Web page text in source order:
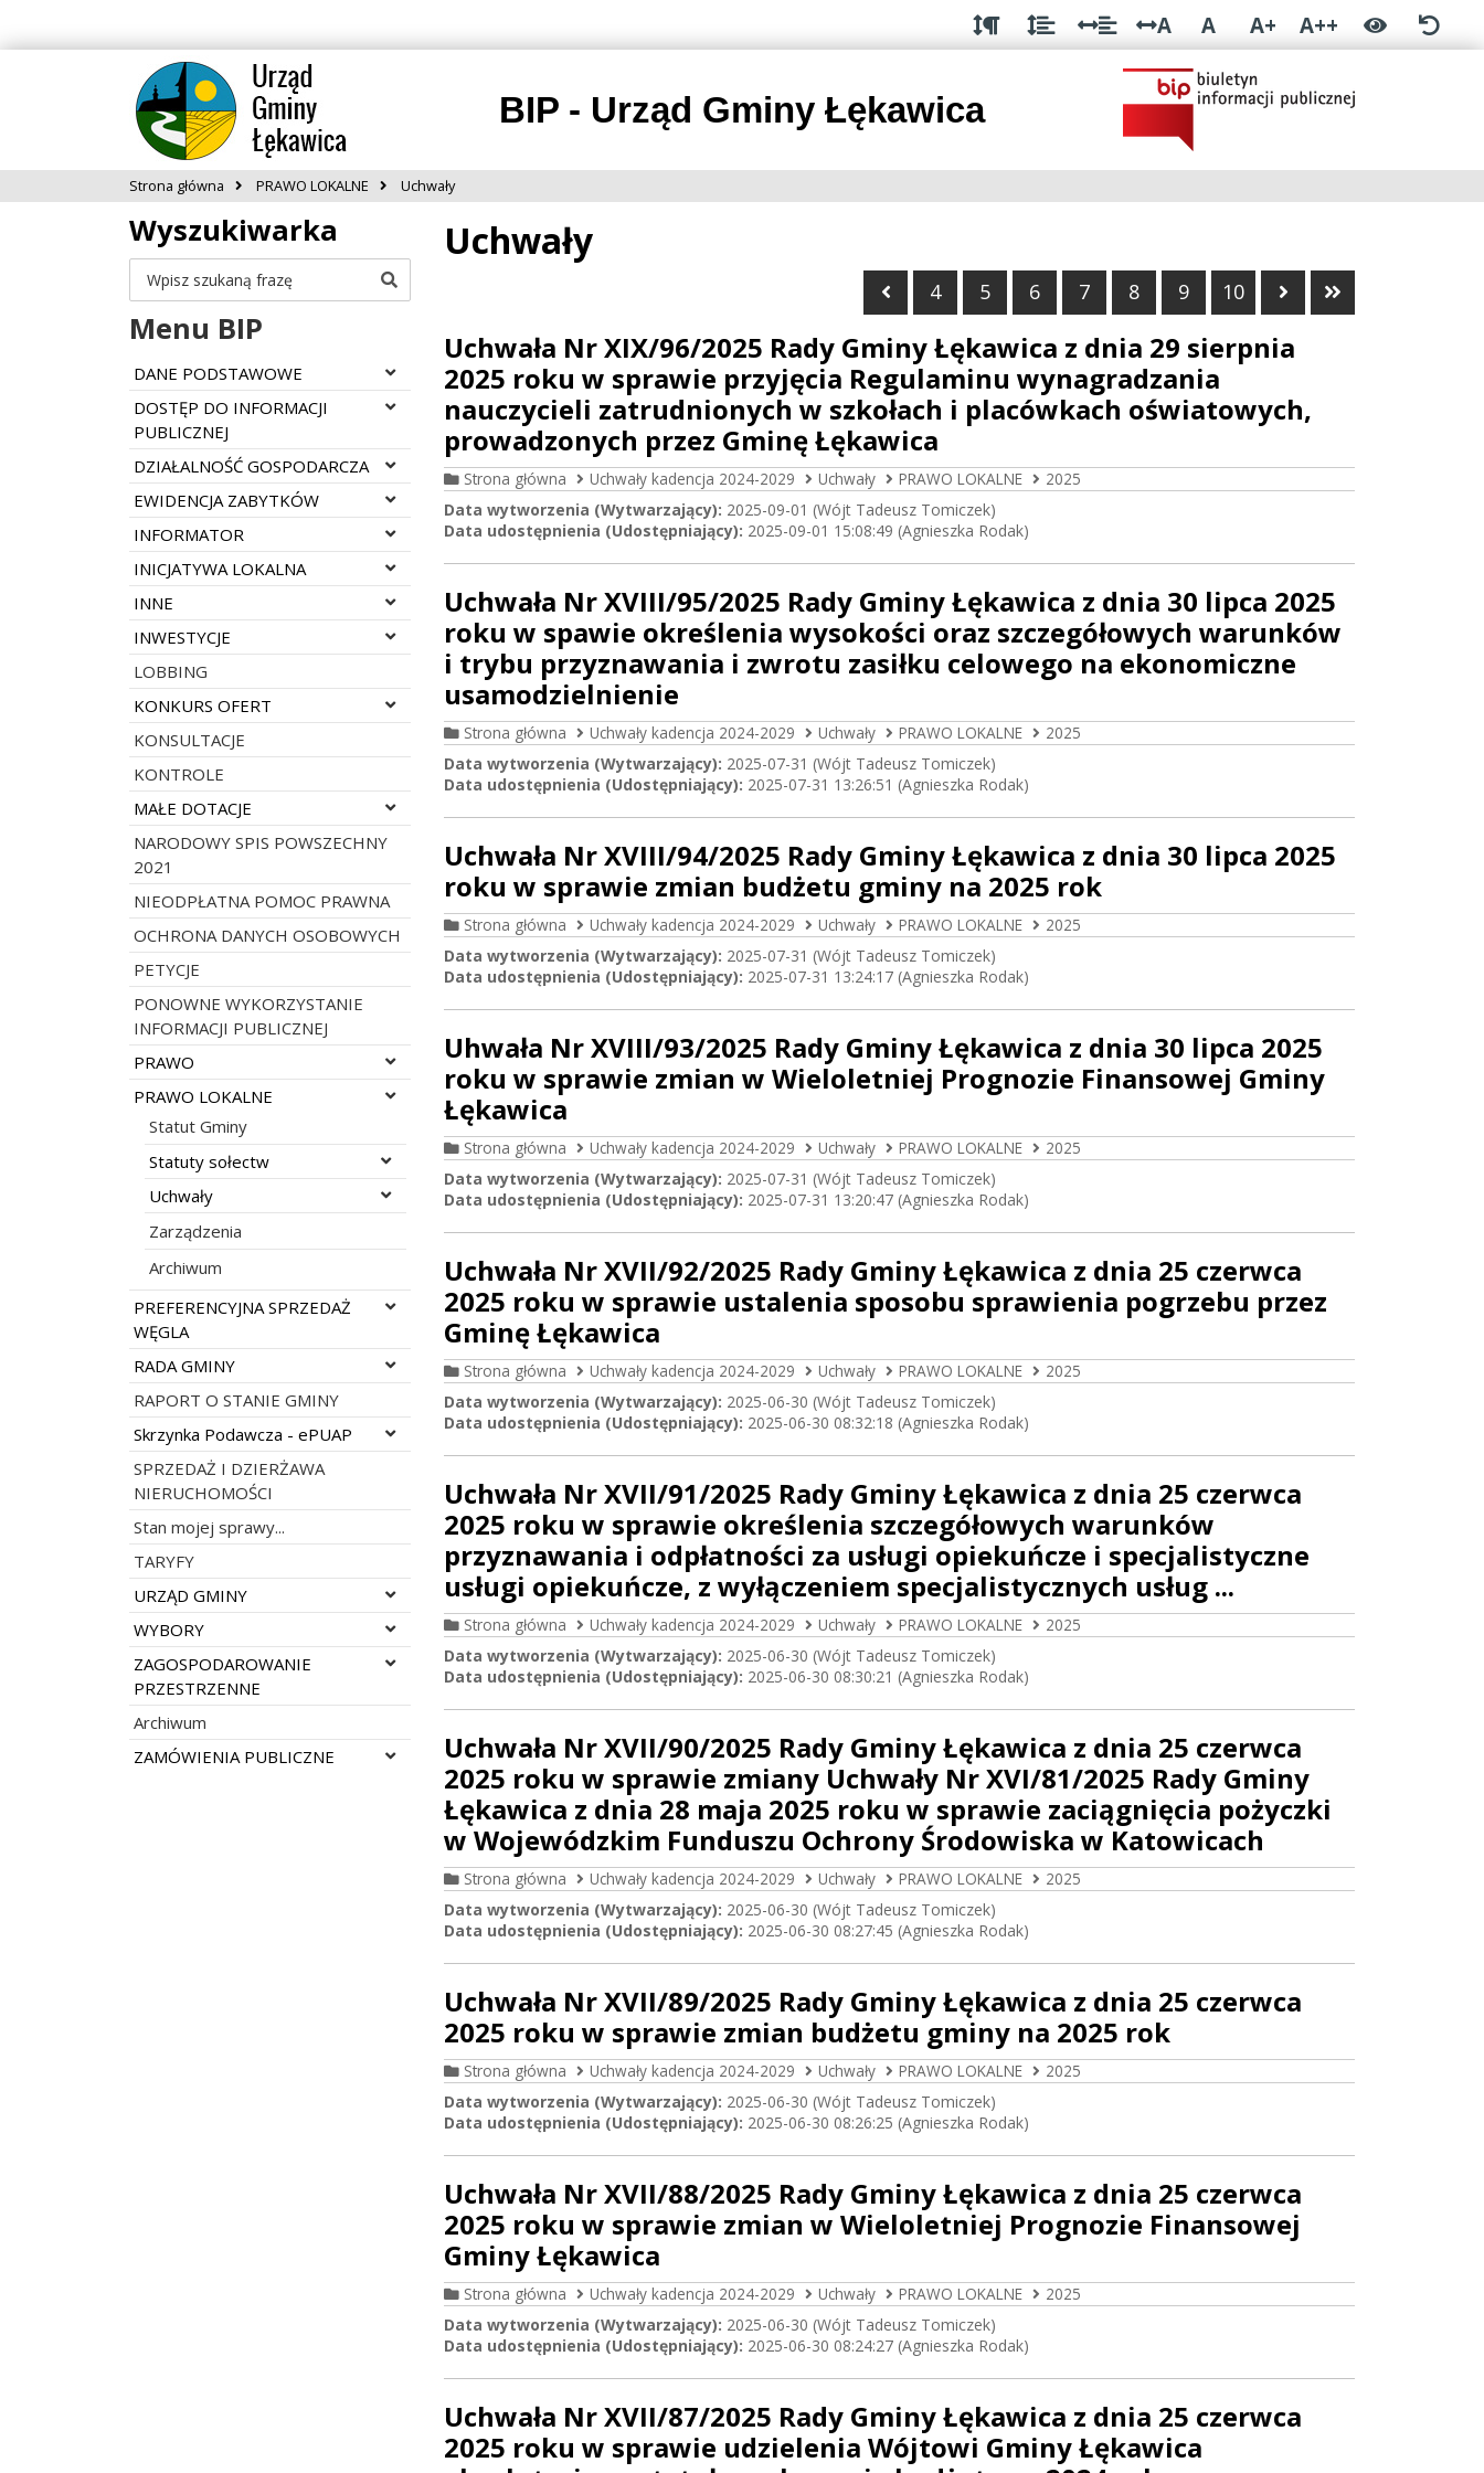
A A A+ A++
BIP - Urząd Gminy Łękawica
Strona główna PRAWO LOKALNE Uchwały
Wyszukiwarka
Szukaj
Menu BIP
Rozwiń menu
DANE PODSTAWOWE
Rozwiń menu
DOSTĘP DO INFORMACJI
PUBLICZNEJ
Rozwiń menu
DZIAŁALNOŚĆ GOSPODARCZA
Rozwiń menu
EWIDENCJA ZABYTKÓW
Rozwiń menu
INFORMATOR
Rozwiń menu
INICJATYWA LOKALNA
Rozwiń menu
INNE
Rozwiń menu
INWESTYCJE
LOBBING
Rozwiń menu
KONKURS OFERT
KONSULTACJE
KONTROLE
Rozwiń menu
MAŁE DOTACJE
NARODOWY SPIS POWSZECHNY
2021
NIEODPŁATNA POMOC PRAWNA
OCHRONA DANYCH OSOBOWYCH
PETYCJE
PONOWNE WYKORZYSTANIE
INFORMACJI PUBLICZNEJ
Rozwiń menu
PRAWO
Rozwiń menu
PRAWO LOKALNE
Statut Gminy
Rozwiń menu
Statuty sołectw
Rozwiń menu
Uchwały
Zarządzenia
Archiwum
Rozwiń menu
PREFERENCYJNA SPRZEDAŻ
WĘGLA
Rozwiń menu
RADA GMINY
RAPORT O STANIE GMINY
Rozwiń menu
Skrzynka Podawcza - ePUAP
SPRZEDAŻ I DZIERŻAWA
NIERUCHOMOŚCI
Stan mojej sprawy...
TARYFY
Rozwiń menu
URZĄD GMINY
Rozwiń menu
WYBORY
Rozwiń menu
ZAGOSPODAROWANIE
PRZESTRZENNE
Archiwum
Rozwiń menu
ZAMÓWIENIA PUBLICZNE
Uchwały
Poprzednia strona
4 5 6 7 8 9 10 Następna strona
Uchwała Nr XIX/96/2025 Rady Gminy Łękawica z dnia 29 sierpnia
2025 roku w sprawie przyjęcia Regulaminu wynagradzania
nauczycieli zatrudnionych w szkołach i placówkach oświatowych,
prowadzonych przez Gminę Łękawica
Strona główna Uchwały kadencja 2024-2029 Uchwały PRAWO LOKALNE
2025
Data wytworzenia (Wytwarzający): 2025-09-01 (Wójt Tadeusz Tomiczek)
Data udostępnienia (Udostępniający): 2025-09-01 15:08:49 (Agnieszka Rodak)
Uchwała Nr XVIII/95/2025 Rady Gminy Łękawica z dnia 30 lipca 2025
roku w spawie określenia wysokości oraz szczegółowych warunków
i trybu przyznawania i zwrotu zasiłku celowego na ekonomiczne
usamodzielnienie
Strona główna Uchwały kadencja 2024-2029 Uchwały PRAWO LOKALNE
2025
Data wytworzenia (Wytwarzający): 2025-07-31 (Wójt Tadeusz Tomiczek)
Data udostępnienia (Udostępniający): 2025-07-31 13:26:51 (Agnieszka Rodak)
Uchwała Nr XVIII/94/2025 Rady Gminy Łękawica z dnia 30 lipca 2025
roku w sprawie zmian budżetu gminy na 2025 rok
Strona główna Uchwały kadencja 2024-2029 Uchwały PRAWO LOKALNE
2025
Data wytworzenia (Wytwarzający): 2025-07-31 (Wójt Tadeusz Tomiczek)
Data udostępnienia (Udostępniający): 2025-07-31 13:24:17 (Agnieszka Rodak)
Uhwała Nr XVIII/93/2025 Rady Gminy Łękawica z dnia 30 lipca 2025
roku w sprawie zmian w Wieloletniej Prognozie Finansowej Gminy
Łękawica
Strona główna Uchwały kadencja 2024-2029 Uchwały PRAWO LOKALNE
2025
Data wytworzenia (Wytwarzający): 2025-07-31 (Wójt Tadeusz Tomiczek)
Data udostępnienia (Udostępniający): 2025-07-31 13:20:47 (Agnieszka Rodak)
Uchwała Nr XVII/92/2025 Rady Gminy Łękawica z dnia 25 czerwca
2025 roku w sprawie ustalenia sposobu sprawienia pogrzebu przez
Gminę Łękawica
Strona główna Uchwały kadencja 2024-2029 Uchwały PRAWO LOKALNE
2025
Data wytworzenia (Wytwarzający): 2025-06-30 (Wójt Tadeusz Tomiczek)
Data udostępnienia (Udostępniający): 2025-06-30 08:32:18 (Agnieszka Rodak)
Uchwała Nr XVII/91/2025 Rady Gminy Łękawica z dnia 25 czerwca
2025 roku w sprawie określenia szczegółowych warunków
przyznawania i odpłatności za usługi opiekuńcze i specjalistyczne
usługi opiekuńcze, z wyłączeniem specjalistycznych usług ...
Strona główna Uchwały kadencja 2024-2029 Uchwały PRAWO LOKALNE
2025
Data wytworzenia (Wytwarzający): 2025-06-30 (Wójt Tadeusz Tomiczek)
Data udostępnienia (Udostępniający): 2025-06-30 08:30:21 (Agnieszka Rodak)
Uchwała Nr XVII/90/2025 Rady Gminy Łękawica z dnia 25 czerwca
2025 roku w sprawie zmiany Uchwały Nr XVI/81/2025 Rady Gminy
Łękawica z dnia 28 maja 2025 roku w sprawie zaciągnięcia pożyczki
w Wojewódzkim Funduszu Ochrony Środowiska w Katowicach
Strona główna Uchwały kadencja 2024-2029 Uchwały PRAWO LOKALNE
2025
Data wytworzenia (Wytwarzający): 2025-06-30 (Wójt Tadeusz Tomiczek)
Data udostępnienia (Udostępniający): 2025-06-30 08:27:45 (Agnieszka Rodak)
Uchwała Nr XVII/89/2025 Rady Gminy Łękawica z dnia 25 czerwca
2025 roku w sprawie zmian budżetu gminy na 2025 rok
Strona główna Uchwały kadencja 2024-2029 Uchwały PRAWO LOKALNE
2025
Data wytworzenia (Wytwarzający): 2025-06-30 (Wójt Tadeusz Tomiczek)
Data udostępnienia (Udostępniający): 2025-06-30 08:26:25 (Agnieszka Rodak)
Uchwała Nr XVII/88/2025 Rady Gminy Łękawica z dnia 25 czerwca
2025 roku w sprawie zmian w Wieloletniej Prognozie Finansowej
Gminy Łękawica
Strona główna Uchwały kadencja 2024-2029 Uchwały PRAWO LOKALNE
2025
Data wytworzenia (Wytwarzający): 2025-06-30 (Wójt Tadeusz Tomiczek)
Data udostępnienia (Udostępniający): 2025-06-30 08:24:27 (Agnieszka Rodak)
Uchwała Nr XVII/87/2025 Rady Gminy Łękawica z dnia 25 czerwca
2025 roku w sprawie udzielenia Wójtowi Gminy Łękawica